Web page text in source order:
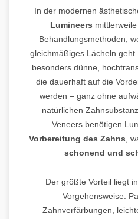
In der modernen
Lumineers
Behandlungsmethoden,
gleichmäßiges Lächeln
besonders dünne,
die dauerhaft auf die
werden – ganz ohne
natürlichen
Veneers benötigen
Vorbereitung des Zahns,
schonend und
Der größte Vorteil liegt
Vorgehensweise.
Zahnverfärbungen,